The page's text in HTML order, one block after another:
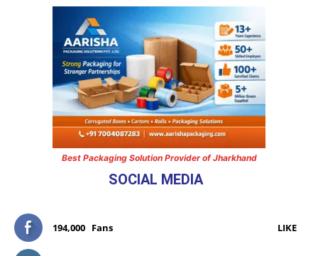
Best Packaging Solution Provider of Jharkhand
SOCIAL MEDIA
194,000 Fans LIKE